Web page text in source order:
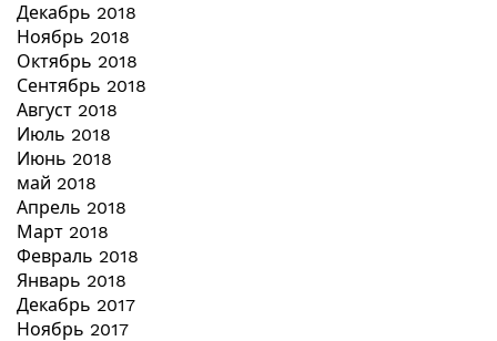
Декабрь 2018
Ноябрь 2018
Октябрь 2018
Сентябрь 2018
Август 2018
Июль 2018
Июнь 2018
май 2018
Апрель 2018
Март 2018
Февраль 2018
Январь 2018
Декабрь 2017
Ноябрь 2017